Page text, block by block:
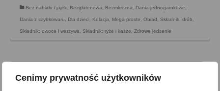
Cenimy prywatność użytkowników
Bez nabiału i jajek, Bezglutenowa, Bezmleczna, Dania jednogarnkowe,
Dania z szybkowaru, Dla dzieci, Kolacja, Mega proste, Obiad , Składnik: drób,
Składnik: owoce i warzywa, Składnik: ryże i kasze, Zdrowe jedzenie